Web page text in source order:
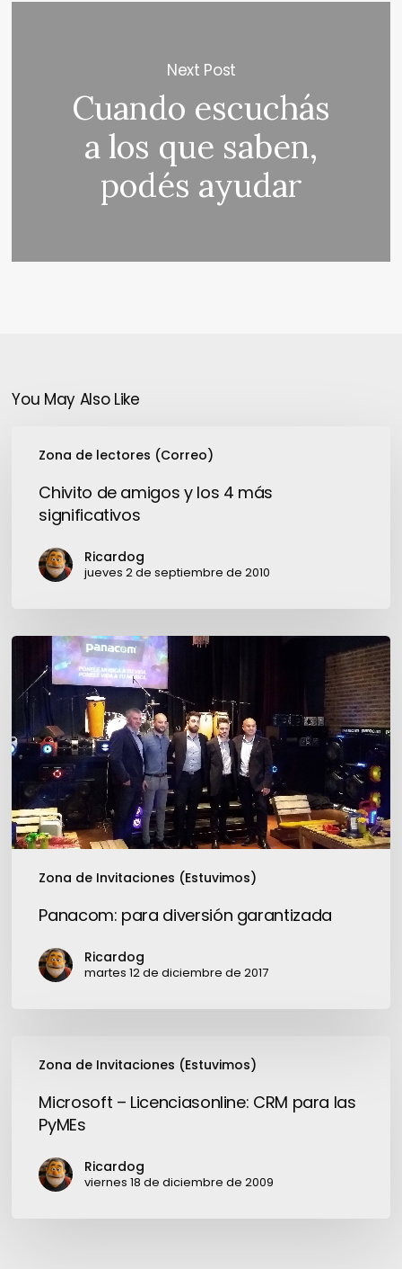
Next Post
Cuando escuchás
a los que saben,
podés ayudar
You May Also Like
Zona de lectores (Correo)
más
Chivito de amigos y los 4 más
significativos
Ricardog
jueves 2 de septiembre de 2010
Zona de Invitaciones (Estuvimos)
Panacom:
diversión
garantizada
Panacom: para diversión garantizada
Ricardog
martes 12 de diciembre de 2017
Zona de Invitaciones (Estuvimos)
para
PyMEs
Microsoft – Licenciasonline: CRM para las
PyMEs
Ricardog
viernes 18 de diciembre de 2009